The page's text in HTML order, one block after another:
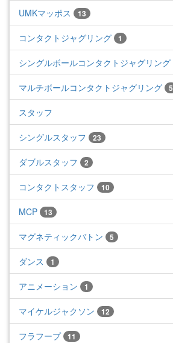
UMKマッポス 13
コンタクトジャグリング 1
シングルボールコンタクトジャグリング
マルチボールコンタクトジャグリング 5
スタッフ
シングルスタッフ 23
ダブルスタッフ 2
コンタクトスタッフ 10
MCP 13
マグネティックバトン 5
ダンス 1
アニメーション 1
マイケルジャクソン 12
フラフープ 11